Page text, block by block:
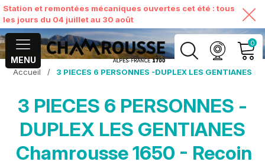
Station et remontées mécaniques ouvertes cet été : tous
les jours du 04 juillet au 30 août
MENU
0
MON COMPTE
VOIR MON PANIER
Accueil / 3 PIECES 6 PERSONNES -DUPLEX LES GENTIANES
3 PIECES 6 PERSONNES -
DUPLEX LES GENTIANES
Chamrousse 1650 - Recoin